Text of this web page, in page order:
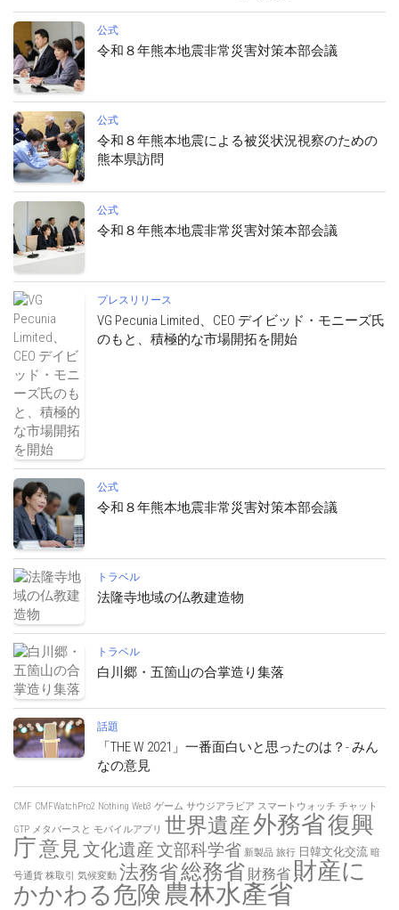
公式
令和８年熊本地震非常災害対策本部会議
公式
令和８年熊本地震による被災状況視察のための
熊本県訪問
公式
令和８年熊本地震非常災害対策本部会議
プレスリリース
VG Pecunia Limited、CEO デイビッド・モニーズ氏
のもと、積極的な市場開拓を開始
公式
令和８年熊本地震非常災害対策本部会議
トラベル
法隆寺地域の仏教建造物
トラベル
白川郷・五箇山の合掌造り集落
話題
「THE W 2021」一番面白いと思ったのは？- みん
なの意見
CMF CMFWatchPro2 Nothing Web3 ゲーム サウジアラビア スマートウォッチ チャット
GTP メタバースと モバイルアプリ 世界遺産外務省復興
庁意見文化遺産文部科学省 新製品 旅行 日韓文化交流 暗
号通貨 株取引 気候変動 法務省総務省 財務省 財産に
かかわる危険 農林水產省